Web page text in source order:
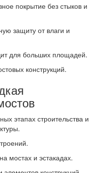
покрытие без стыков и
защиту от влаги и
для больших площадей.
конструкций.
этапах строительства и
мостах и эстакадах.